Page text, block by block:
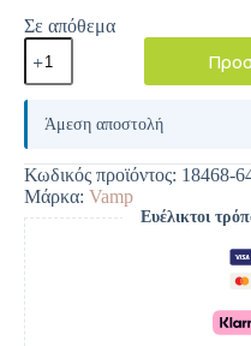
Σε απόθεμα
A
e
r
n
a
t
i
v
e
:
Άμεση αποστολή
Κωδικός προϊόντος: 18468-
Μάρκα: Vamp
Ευέλικτοι